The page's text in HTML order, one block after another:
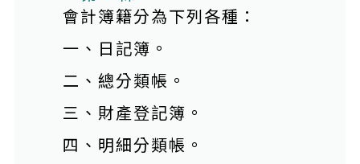
會計簿籍分為下列各種：
一、日記簿。
二、總分類帳。
三、財產登記簿。
四、明細分類帳。